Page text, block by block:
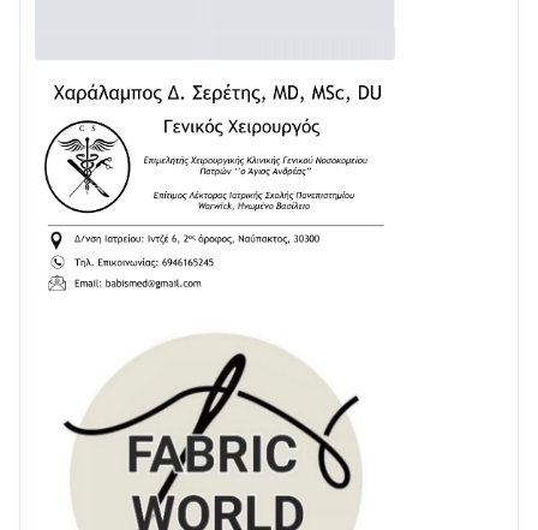
ΕΚΤΑΚΤΟ – ΝΑΥΠΑΚΤΙΑ: ΣΥΝΑΓΕΡΜΟΣ ΣΤΗΝ
ΠΥΡΟΣΒΕΣΤΙΚΗ ΓΙΑ ΦΩΤΙΑ ΣΤΟΝ ΑΓΙΟ ΗΛΙΑ ΠΡΙΝ ΤΗ
ΓΡΑΝΙΤΣΑ
24/07 • 11:03